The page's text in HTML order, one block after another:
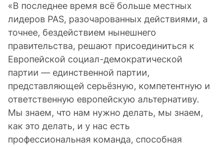
«В последнее время всё больше местных
лидеров PAS, разочарованных действиями, а
точнее, бездействием нынешнего
правительства, решают присоединиться к
Европейской социал-демократической
партии — единственной партии,
представляющей серьёзную, компетентную и
ответственную европейскую альтернативу.
Мы знаем, что нам нужно делать, мы знаем,
как это делать, и у нас есть
профессиональная команда, способная